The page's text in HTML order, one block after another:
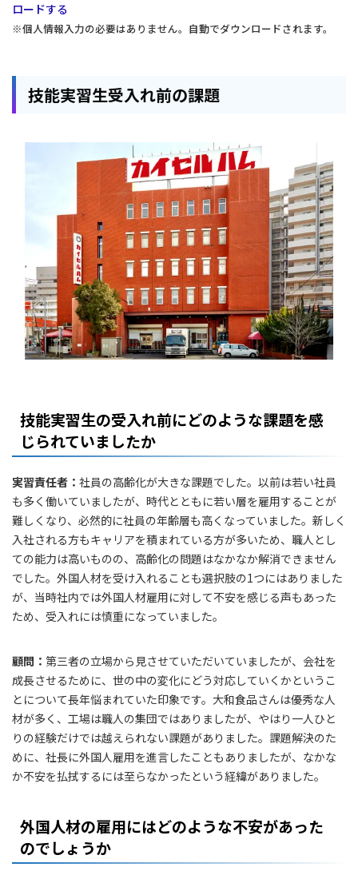
ロードする
※個人情報入力の必要はありません。自動でダウンロードされます。
技能実習生受入れ前の課題
技能実習生の受入れ前にどのような課題を感
じられていましたか
実習責任者： 社員の高齢化が大きな課題でした。以前は若い社員
も多く働いていましたが、時代とともに若い層を雇用することが
難しくなり、必然的に社員の年齢層も高くなっていました。新しく
入社される方もキャリアを積まれている方が多いため、職人とし
ての能力は高いものの、高齢化の問題はなかなか解消できません
でした。外国人材を受け入れることも選択肢の1つにはありました
が、当時社内では外国人材雇用に対して不安を感じる声もあった
ため、受入れには慎重になっていました。
顧問： 第三者の立場から見させていただいていましたが、会社を
成長させるために、世の中の変化にどう対応していくかというこ
とについて長年悩まれていた印象です。大和食品さんは優秀な人
材が多く、工場は職人の集団ではありましたが、やはり一人ひと
りの経験だけでは越えられない課題がありました。課題解決のた
めに、社長に外国人雇用を進言したこともありましたが、なかな
か不安を払拭するには至らなかったという経緯がありました。
外国人材の雇用にはどのような不安があった
のでしょうか